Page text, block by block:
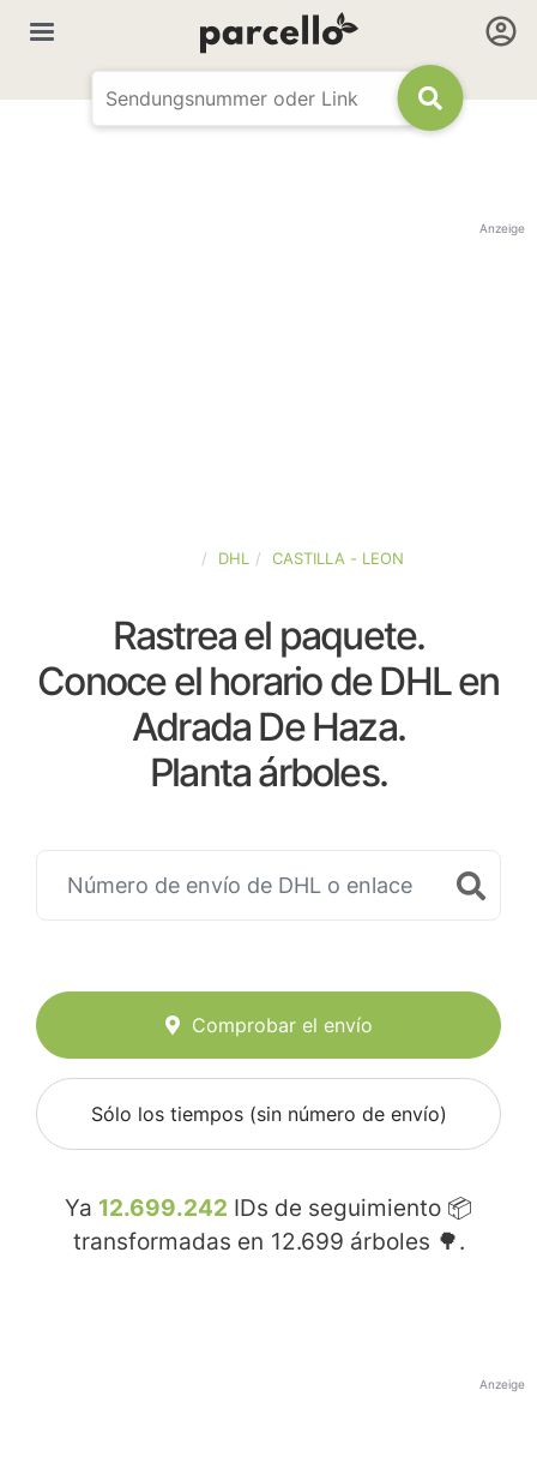
Anzeige
DHL CASTILLA - LEON
Rastrea el paquete.
Conoce el horario de DHL en
Adrada De Haza.
Planta árboles.
Comprobar el envío
Sólo los tiempos (sin número de envío)
Ya 12.699.242 IDs de seguimiento 📦
transformadas en 12.699 árboles 🌳.
Anzeige